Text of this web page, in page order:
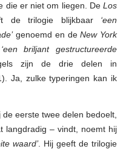
die er niet om liegen. De Los
de trilogie blijkbaar ‘een
genoemd en deNew York
‘een briljant gestructureerde
zijn de drie delen in
Ja, zulke typeringen kan ik
eerste twee delen bedoelt,
langdradig – vindt, noemt hij
waard’. Hij geeft de trilogie